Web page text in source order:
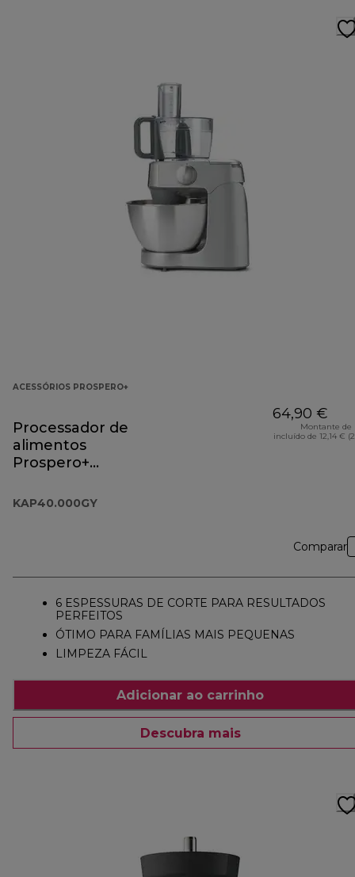
ACESSÓRIOS PROSPERO+
Processador de
alimentos
Prospero+
KAP40.000GY
KAP40.000GY
64,90 €
Montante de
incluído de 12,14 €
Comparar
6 ESPESSURAS DE CORTE PARA RESULTADOS
PERFEITOS
ÓTIMO PARA FAMÍLIAS MAIS PEQUENAS
LIMPEZA FÁCIL
Adicionar ao carrinho
Descubra mais